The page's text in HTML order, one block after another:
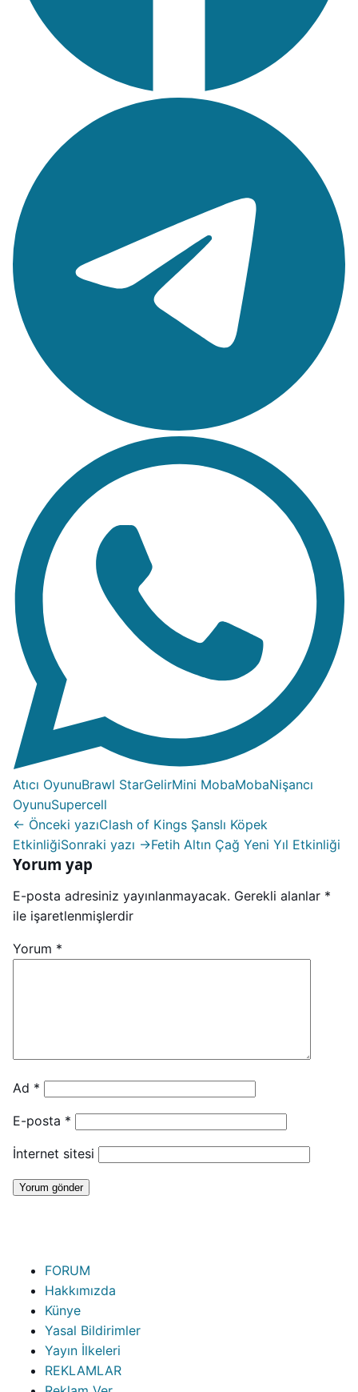
Atıcı OyunuBrawl StarGelirMini MobaMobaNişancı
OyunuSupercell
← Önceki yazıClash of Kings Şanslı Köpek
EtkinliğiSonraki yazı →Fetih Altın Çağ Yeni Yıl Etkinliği
Yorum yap
E-posta adresiniz yayınlanmayacak. Gerekli alanlar *
ile işaretlenmişlerdir
Yorum *
Ad *
E-posta *
İnternet sitesi
FORUM
Hakkımızda
Künye
Yasal Bildirimler
Yayın İlkeleri
REKLAMLAR